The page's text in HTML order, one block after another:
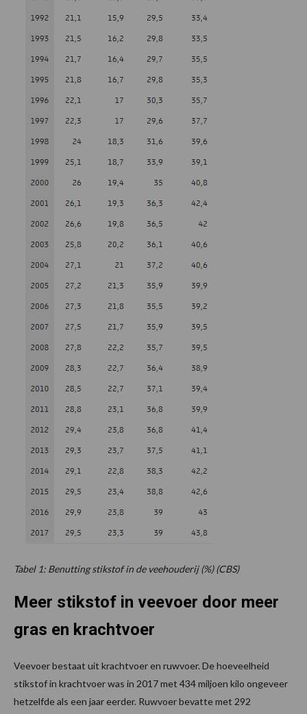
Tabel 1: Benutting stikstof in de veehouderij (%) (CBS)
Meer stikstof in veevoer door meer
gras en krachtvoer
Veevoer bestaat uit krachtvoer en ruwvoer. De hoeveelheid
stikstof in krachtvoer was in 2017 met 434 miljoen kilo ongeveer
hetzelfde als een jaar eerder. Ruwvoer bevatte met 292